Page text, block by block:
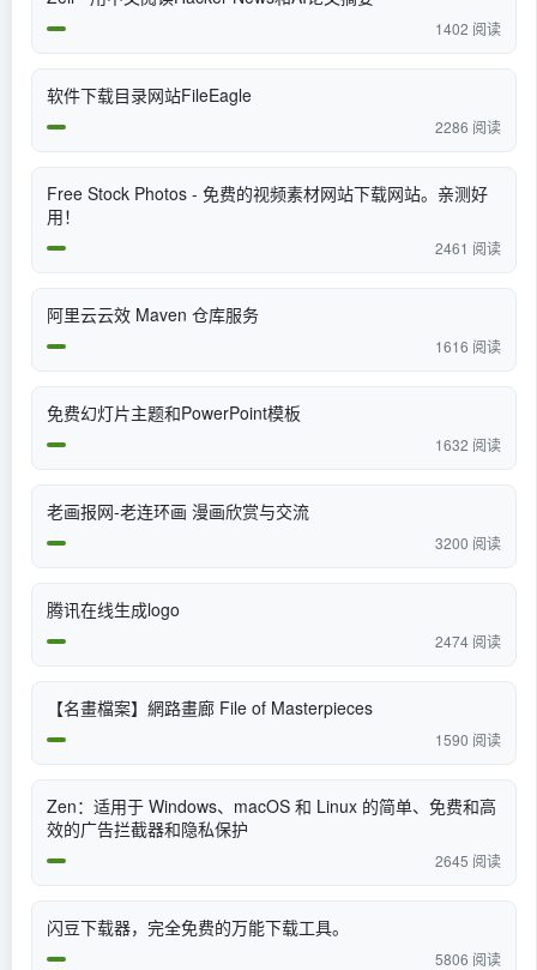
1402 阅读
软件下载目录网站FileEagle
2286 阅读
Free Stock Photos - 免费的视频素材网站下载网站。亲测好
用！
2461 阅读
阿里云云效 Maven 仓库服务
1616 阅读
免费幻灯片主题和PowerPoint模板
1632 阅读
老画报网-老连环画 漫画欣赏与交流
3200 阅读
腾讯在线生成logo
2474 阅读
【名畫檔案】網路畫廊 File of Masterpieces
1590 阅读
Zen：适用于 Windows、macOS 和 Linux 的简单、免费和高
效的广告拦截器和隐私保护
2645 阅读
闪豆下载器，完全免费的万能下载工具。
5806 阅读